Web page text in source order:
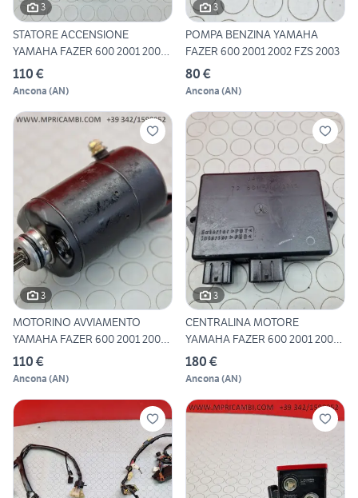
3
STATORE ACCENSIONE
YAMAHA FAZER 600 2001 2002
FZS
110 €
Ancona (AN)
3
POMPA BENZINA YAMAHA
FAZER 600 2001 2002 FZS 2003
80 €
Ancona (AN)
3
MOTORINO AVVIAMENTO
YAMAHA FAZER 600 2001 2002
FZS
110 €
Ancona (AN)
3
CENTRALINA MOTORE
YAMAHA FAZER 600 2001 2002
FZS 2
180 €
Ancona (AN)